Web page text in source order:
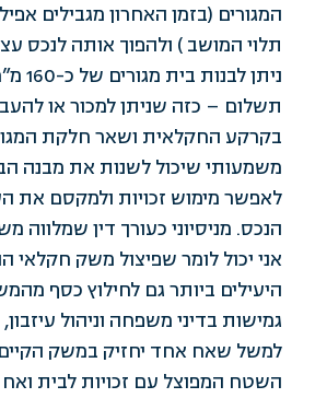
המגורים (בזמן האחרון מגבילים
תלוי המושב ) ולהפוך אותה לנכס
ניתן
תשלום – כזה שניתן למכור או
בקרקע החקלאית ושאר חלקת
משמעותי שיכול לשנות את מבנה
לאפשר מימוש זכויות ולמקסם את
הנכס. מניסיוני כעורך דין שמלווה
אני יכול לומר שפיצול משק חקלאי
היעילים ביותר גם לחילוץ כסף
גמישות בדיני משפחה וניהול
למשל שאח אחד יחזיק במשק
השטח המפוצל עם זכויות לבית